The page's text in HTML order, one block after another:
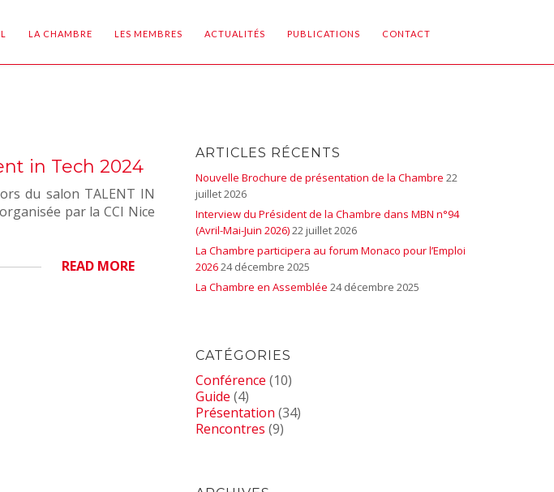
LA CHAMBRE LES MEMBRES ACTUALITÉS PUBLICATIONS CONTACT
in Tech 2024
du salon TALENT IN
par la CCI Nice
READ MORE
ARTICLES RÉCENTS
Nouvelle Brochure de présentation de la Chambre 22
juillet 2026
Interview du Président de la Chambre dans MBN n°94
(Avril-Mai-Juin 2026)22 juillet 2026
La Chambre participera au forum Monaco pour l’Emploi
202624 décembre 2025
La Chambre en Assemblée 24 décembre 2025
CATÉGORIES
Conférence (10)
Guide (4)
Présentation (34)
Rencontres (9)